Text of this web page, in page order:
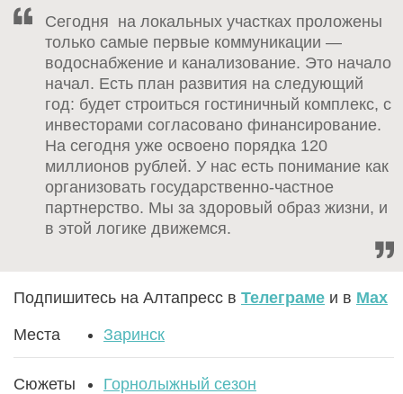
Сегодня на локальных участках проложены
только самые первые коммуникации —
водоснабжение и канализование. Это начало
начал. Есть план развития на следующий
год: будет строиться гостиничный комплекс, с
инвесторами согласовано финансирование.
На сегодня уже освоено порядка 120
миллионов рублей. У нас есть понимание как
организовать государственно-частное
партнерство. Мы за здоровый образ жизни, и
в этой логике движемся.
Подпишитесь на Алтапресс в Телеграме и в Max
Места Заринск
Сюжеты Горнолыжный сезон